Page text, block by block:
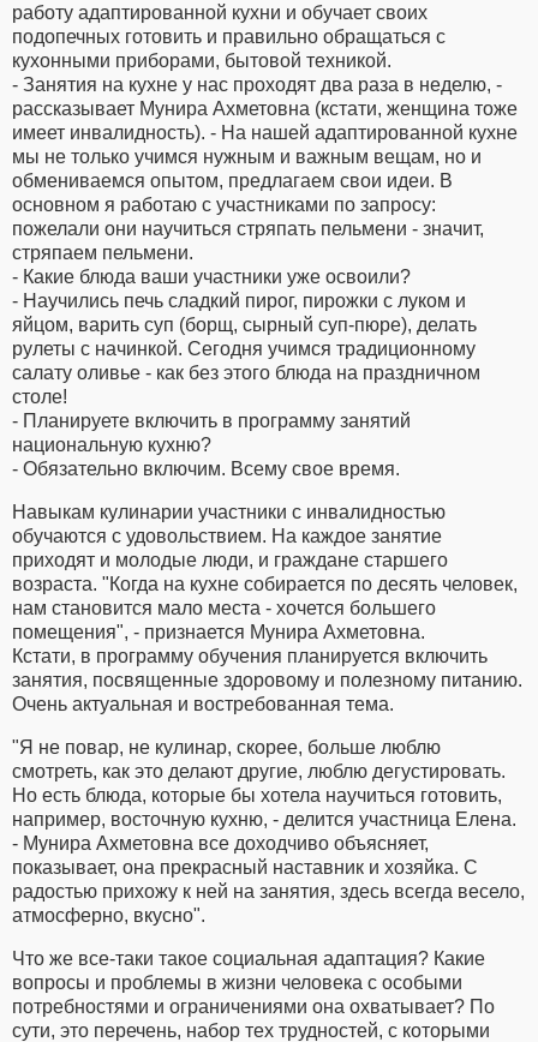
работу адаптированной кухни и обучает своих
подопечных готовить и правильно обращаться с
кухонными приборами, бытовой техникой.
- Занятия на кухне у нас проходят два раза в неделю, -
рассказывает Мунира Ахметовна (кстати, женщина тоже
имеет инвалидность). - На нашей адаптированной кухне
мы не только учимся нужным и важным вещам, но и
обмениваемся опытом, предлагаем свои идеи. В
основном я работаю с участниками по запросу:
пожелали они научиться стряпать пельмени - значит,
стряпаем пельмени.
- Какие блюда ваши участники уже освоили?
- Научились печь сладкий пирог, пирожки с луком и
яйцом, варить суп (борщ, сырный суп-пюре), делать
рулеты с начинкой. Сегодня учимся традиционному
салату оливье - как без этого блюда на праздничном
столе!
- Планируете включить в программу занятий
национальную кухню?
- Обязательно включим. Всему свое время.
Навыкам кулинарии участники с инвалидностью
обучаются с удовольствием. На каждое занятие
приходят и молодые люди, и граждане старшего
возраста. "Когда на кухне собирается по десять человек,
нам становится мало места - хочется большего
помещения", - признается Мунира Ахметовна.
Кстати, в программу обучения планируется включить
занятия, посвященные здоровому и полезному питанию.
Очень актуальная и востребованная тема.
"Я не повар, не кулинар, скорее, больше люблю
смотреть, как это делают другие, люблю дегустировать.
Но есть блюда, которые бы хотела научиться готовить,
например, восточную кухню, - делится участница Елена.
- Мунира Ахметовна все доходчиво объясняет,
показывает, она прекрасный наставник и хозяйка. С
радостью прихожу к ней на занятия, здесь всегда весело,
атмосферно, вкусно".
Что же все-таки такое социальная адаптация? Какие
вопросы и проблемы в жизни человека с особыми
потребностями и ограничениями она охватывает? По
сути, это перечень, набор тех трудностей, с которыми